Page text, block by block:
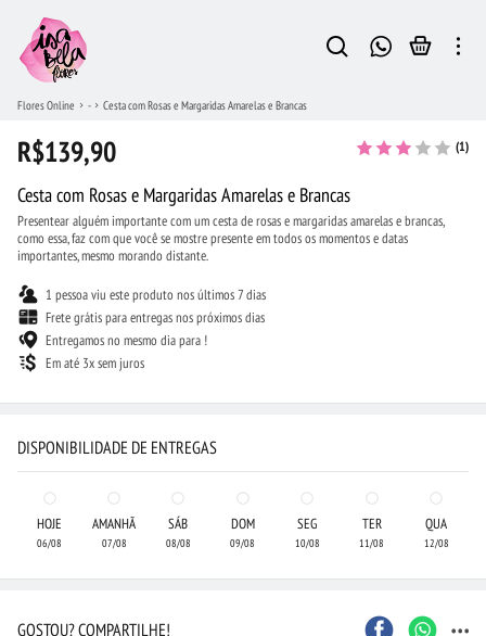
Flores Online - Cesta com Rosas e Margaridas Amarelas e Brancas
R$139,90 (1)
Cesta com Rosas e Margaridas Amarelas e Brancas
Presentear alguém importante com um cesta de rosas e margaridas amarelas e brancas,
como essa, faz com que você se mostre presente em todos os momentos e datas
importantes, mesmo morando distante.
1 pessoa viu este produto nos últimos 7 dias
Frete grátis para entregas nos próximos dias
Entregamos no mesmo dia para !
Em até 3x sem juros
DISPONIBILIDADE DE ENTREGAS
HOJE
06/08
AMANHÃ
07/08
SÁB
08/08
DOM
09/08
SEG
10/08
TER
11/08
QUA
12/08
GOSTOU? COMPARTILHE! ...